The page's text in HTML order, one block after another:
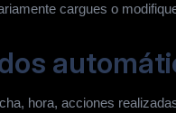
cargues o
hora, acciones